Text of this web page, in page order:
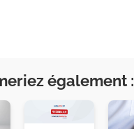
également :